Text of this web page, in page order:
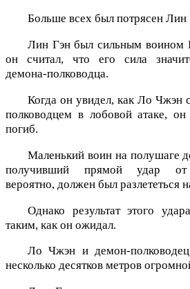
Больше всех был потрясен Лин
Лин Гэн был сильным воином
он считал, что его сила
демона-полководца.
Когда он увидел, как Ло Чжэн
полководцем в лобовой атаке,
погиб.
Маленький воин на полушаге
получивший прямой удар от
вероятно, должен был разлететься
Однако результат этого
таким, как он ожидал.
Ло Чжэн и демон-
несколько десятков метров